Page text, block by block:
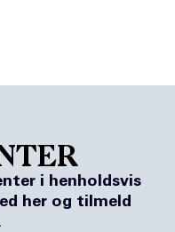
i henholdsvis
her og tilmeld